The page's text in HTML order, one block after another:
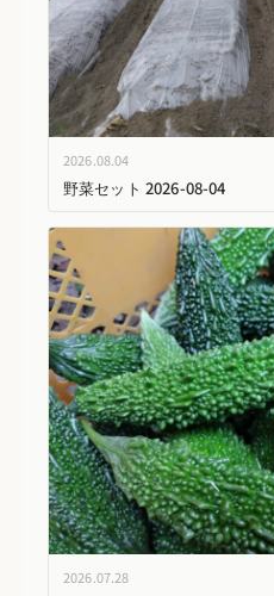
2026.08.04
野菜セット 2026-08-04
2026.07.28